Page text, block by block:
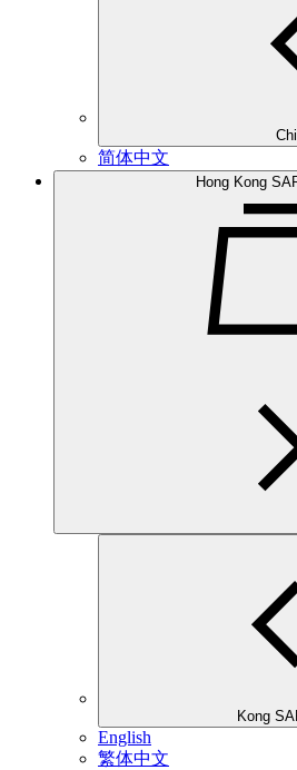
简体中文
Hong Kong
Kong
English
繁体中文